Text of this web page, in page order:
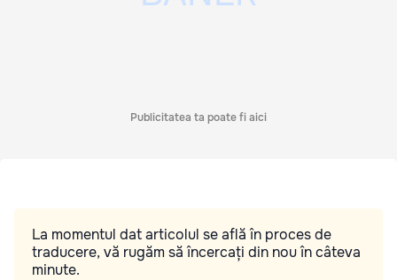
Publicitatea ta poate fi aici
La momentul dat articolul se află în proces de
traducere, vă rugăm să încercați din nou în câteva
minute.